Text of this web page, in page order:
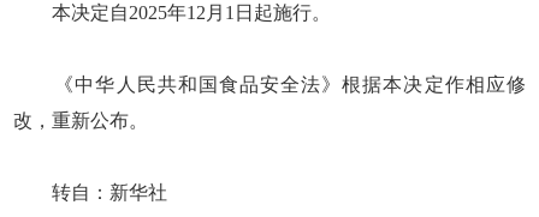
本决定自2025年12月1日起施行。
《中华人民共和国食品安全法》根据本决定作相应修
改，重新公布。
转自：新华社